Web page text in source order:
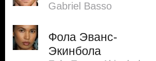
Gabriel Basso
Фола Эванс-
Экинбола